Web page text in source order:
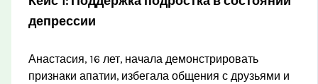
депрессии
Анастасия, 16 лет, начала демонстрировать
признаки апатии, избегала общения с друзьями и